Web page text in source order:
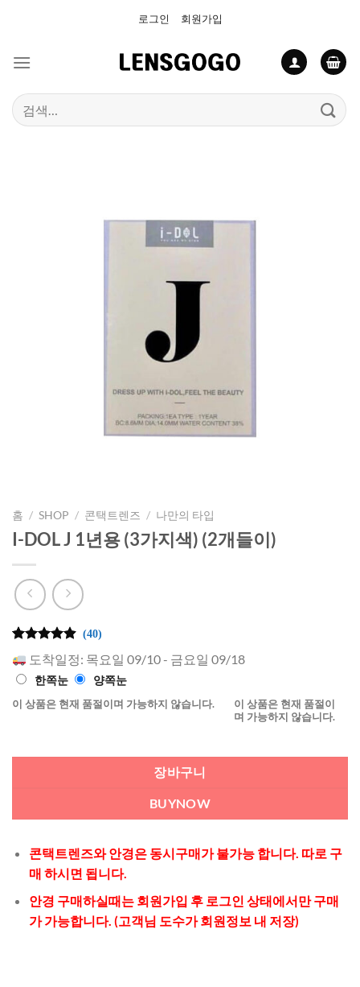
로그인 회원가입
검
색:
홈 / SHOP / 콘택트렌즈 / 나만의 타입
I-DOL J 1년용 (3가지색) (2개들이)
4.9 개의 고
객 평가를
기준으로
5점 만점
에
40
점으로
(40)
도착일정: 목요일 09/10 - 금요일 09/18
한쪽눈 양쪽눈
이 상품은 현재 품절이며 가능하지 않습니다.
이 상품은 현재 품절이
며 가능하지 않습니다.
장바구니
BUYNOW
콘택트렌즈와 안경은 동시구매가 불가능 합니다. 따로 구
매 하시면 됩니다.
안경 구매하실때는 회원가입 후 로그인 상태에서만 구매
가 가능합니다. (고객님 도수가 회원정보 내 저장)